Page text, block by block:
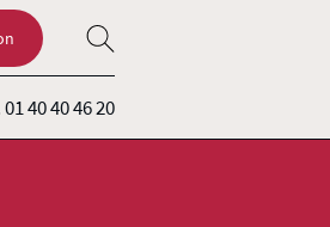
40 40 46 20